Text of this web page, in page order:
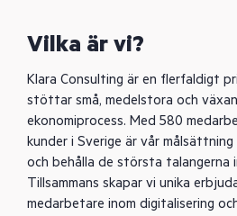
Vilka är vi?
Klara Consulting är en flerfaldigt
stöttar små, medelstora och
ekonomiprocess. Med 580
kunder i Sverige är vår
och behålla de största talangerna
Tillsammans skapar vi unika
medarbetare inom digitalisering